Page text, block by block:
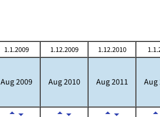
1.1.2009 1.12.2009 1.12.2010
Aug 2009 Aug 2010 Aug 2011 Aug